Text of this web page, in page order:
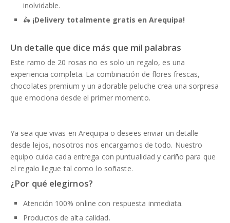
inolvidable.
🛵 ¡Delivery totalmente gratis en Arequipa!
Un detalle que dice más que mil palabras
Este ramo de 20 rosas no es solo un regalo, es una
experiencia completa. La combinación de flores frescas,
chocolates premium y un adorable peluche crea una sorpresa
que emociona desde el primer momento.
Ya sea que vivas en Arequipa o desees enviar un detalle
desde lejos, nosotros nos encargamos de todo. Nuestro
equipo cuida cada entrega con puntualidad y cariño para que
el regalo llegue tal como lo soñaste.
¿Por qué elegirnos?
Atención 100% online con respuesta inmediata.
Productos de alta calidad.